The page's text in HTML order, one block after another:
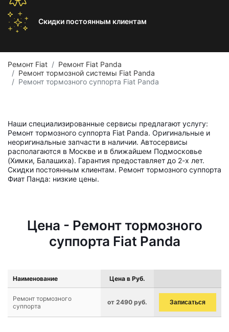
Скидки постоянным клиентам
Ремонт Fiat
Ремонт Fiat Panda
Ремонт тормозной системы Fiat Panda
Ремонт тормозного суппорта Fiat Panda
Наши специализированные сервисы предлагают услугу:
Ремонт тормозного суппорта Fiat Panda. Оригинальные и
неоригинальные запчасти в наличии. Автосервисы
располагаются в Москве и в ближайшем Подмосковье
(Химки, Балашиха). Гарантия предоставляет до 2-х лет.
Скидки постоянным клиентам. Ремонт тормозного суппорта
Фиат Панда: низкие цены.
Цена - Ремонт тормозного
суппорта Fiat Panda
Наименование Цена в Руб.
Ремонт тормозного
суппорта
от 2490 руб. Записаться